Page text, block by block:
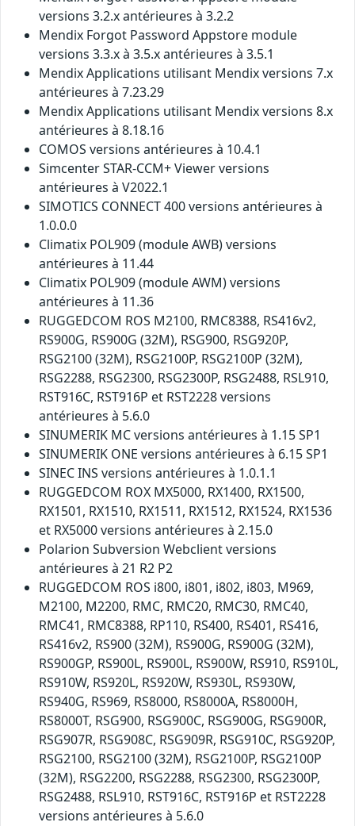
versions 3.2.x antérieures à 3.2.2
Mendix Forgot Password Appstore module
versions 3.3.x à 3.5.x antérieures à 3.5.1
Mendix Applications utilisant Mendix versions 7.x
antérieures à 7.23.29
Mendix Applications utilisant Mendix versions 8.x
antérieures à 8.18.16
COMOS versions antérieures à 10.4.1
Simcenter STAR-CCM+ Viewer versions
antérieures à V2022.1
SIMOTICS CONNECT 400 versions antérieures à
1.0.0.0
Climatix POL909 (module AWB) versions
antérieures à 11.44
Climatix POL909 (module AWM) versions
antérieures à 11.36
RUGGEDCOM ROS M2100, RMC8388, RS416v2,
RS900G, RS900G (32M), RSG900, RSG920P,
RSG2100 (32M), RSG2100P, RSG2100P (32M),
RSG2288, RSG2300, RSG2300P, RSG2488, RSL910,
RST916C, RST916P et RST2228 versions
antérieures à 5.6.0
SINUMERIK MC versions antérieures à 1.15 SP1
SINUMERIK ONE versions antérieures à 6.15 SP1
SINEC INS versions antérieures à 1.0.1.1
RUGGEDCOM ROX MX5000, RX1400, RX1500,
RX1501, RX1510, RX1511, RX1512, RX1524, RX1536
et RX5000 versions antérieures à 2.15.0
Polarion Subversion Webclient versions
antérieures à 21 R2 P2
RUGGEDCOM ROS i800, i801, i802, i803, M969,
M2100, M2200, RMC, RMC20, RMC30, RMC40,
RMC41, RMC8388, RP110, RS400, RS401, RS416,
RS416v2, RS900 (32M), RS900G, RS900G (32M),
RS900GP, RS900L, RS900L, RS900W, RS910, RS910L,
RS910W, RS920L, RS920W, RS930L, RS930W,
RS940G, RS969, RS8000, RS8000A, RS8000H,
RS8000T, RSG900, RSG900C, RSG900G, RSG900R,
RSG907R, RSG908C, RSG909R, RSG910C, RSG920P,
RSG2100, RSG2100 (32M), RSG2100P, RSG2100P
(32M), RSG2200, RSG2288, RSG2300, RSG2300P,
RSG2488, RSL910, RST916C, RST916P et RST2228
versions antérieures à 5.6.0